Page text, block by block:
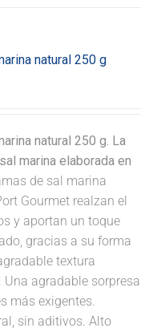
natural 250 g
natural 250 g. La
marina elaborada en
de sal marina
Gourmet realzan el
y aportan un toque
gracias a su forma
textura
Una agradable sorpresa
más exigentes.
sin aditivos. Alto